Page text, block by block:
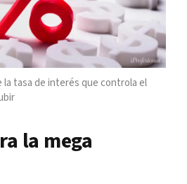
la tasa de interés que controla el
la mega